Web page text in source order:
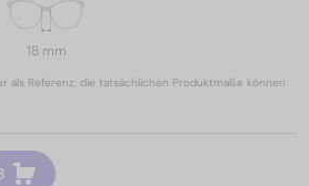
18 mm
als Referenz; die tatsächlichen Produktmaße können